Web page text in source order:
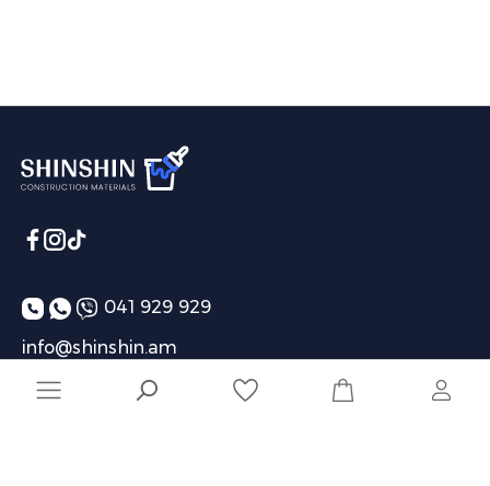
041 929 929
info@shinshin.am
Առաքման ժամեր՝ 10:00-19:00